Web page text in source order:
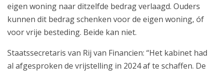
eigen woning naar ditzelfde bedrag verlaagd. Ouders
kunnen dit bedrag schenken voor de eigen woning, óf
voor vrije besteding. Beide kan niet.
Staatssecretaris van Rij van Financien: “Het kabinet had
al afgesproken de vrijstelling in 2024 af te schaffen. De